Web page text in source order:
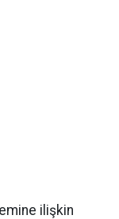
ilişkin